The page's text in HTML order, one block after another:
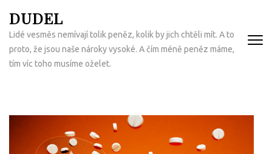
na
obsah
(Enter)
DUDEL
Lidé vesměs nemívají tolik peněz, kolik by jich chtěli mít. A to
proto, že jsou naše nároky vysoké. A čím méně peněz máme,
tím víc toho musíme oželet.